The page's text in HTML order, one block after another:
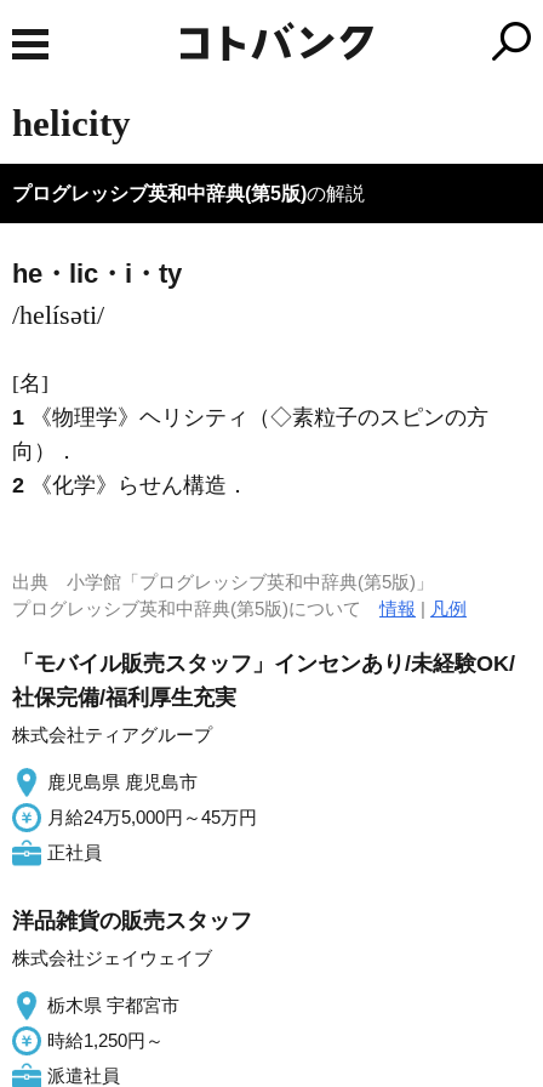
helicity
プログレッシブ英和中辞典(第5版)の解説
he・lic・i・ty
/helísəti/
[名]
1
《物理学》 ヘリシティ（◇素粒子のスピンの方
向）
．
2
《化学》 らせん構造 ．
出典 小学館「プログレッシブ英和中辞典(第5版)」
プログレッシブ英和中辞典(第5版)について情報 | 凡例
「モバイル販売スタッフ」インセンあり/未経験OK/
社保完備/福利厚生充実
株式会社ティアグループ
鹿児島県 鹿児島市
月給24万5,000円～45万円
正社員
洋品雑貨の販売スタッフ
株式会社ジェイウェイブ
栃木県 宇都宮市
時給1,250円～
派遣社員